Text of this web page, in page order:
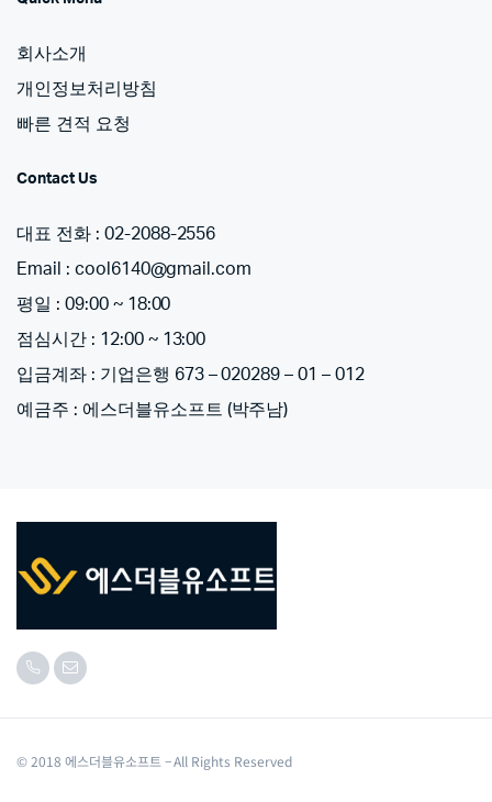
회사소개
개인정보처리방침
빠른 견적 요청
Contact Us
대표 전화 : 02-2088-2556
Email : cool6140@gmail.com
평일 : 09:00 ~ 18:00
점심시간 : 12:00 ~ 13:00
입금계좌 : 기업은행 673 – 020289 – 01 – 012
예금주 : 에스더블유소프트 (박주남)
© 2018 에스더블유소프트 – All Rights Reserved